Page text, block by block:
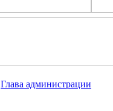
Глава администрации